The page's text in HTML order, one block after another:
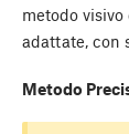
metodo
adattate, con
Metodo